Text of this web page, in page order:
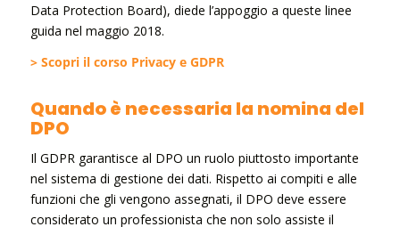
Data Protection Board), diede l’appoggio a queste linee
guida nel maggio 2018.
> Scopri il corso Privacy e GDPR
Quando è necessaria la nomina del
DPO
Il GDPR garantisce al DPO un ruolo piuttosto importante
nel sistema di gestione dei dati. Rispetto ai compiti e alle
funzioni che gli vengono assegnati, il DPO deve essere
considerato un professionista che non solo assiste il